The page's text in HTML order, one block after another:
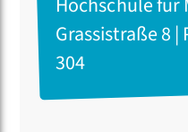
Grassistraße 8 |
304